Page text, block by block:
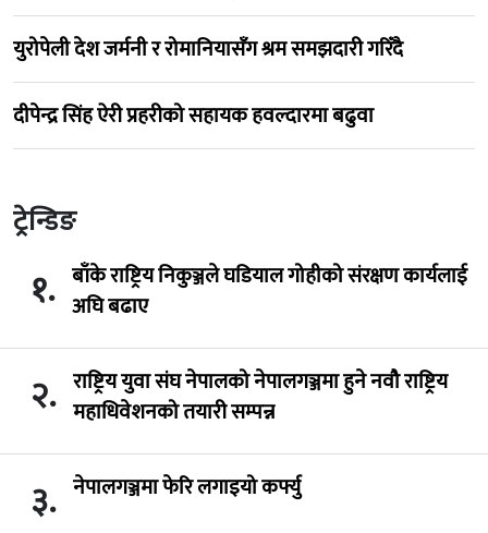
युरोपेली देश जर्मनी र रोमानियासँग श्रम समझदारी गरिँदै
दीपेन्द्र सिंह ऐरी प्रहरीको सहायक हवल्दारमा बढुवा
ट्रेन्डिङ
१. बाँके राष्ट्रिय निकुञ्जले घडियाल गोहीको संरक्षण कार्यलाई
अघि बढाए
२. राष्ट्रिय युवा संघ नेपालको नेपालगञ्जमा हुने नवौ राष्ट्रिय
महाधिवेशनको तयारी सम्पन्न
३. नेपालगञ्जमा फेरि लगाइयो कर्फ्यु